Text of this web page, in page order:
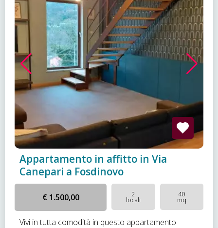
Appartamento in affitto in Via
Canepari a Fosdinovo
€ 1.500,00 2
locali
40
mq
Vivi in tutta comodità in questo appartamento